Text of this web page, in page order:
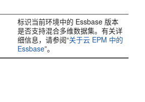
标识当前环境中的 Essbase 版本
是否支持混合多维数据集。有关详
细信息，请参阅“关于云 EPM 中的
Essbase”。